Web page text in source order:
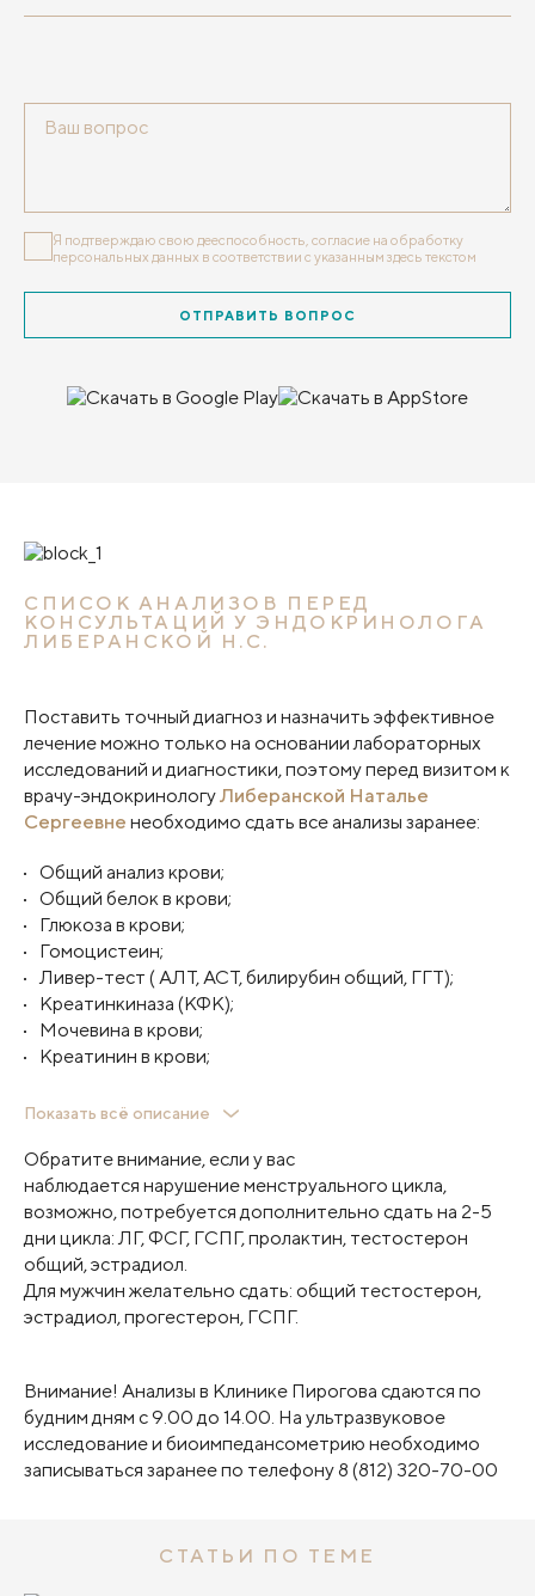
Я подтверждаю свою дееспособность, согласие на обработку
персональных данных в соответствии с указанным здесь текстом
ОТПРАВИТЬ ВОПРОС
СПИСОК АНАЛИЗОВ ПЕРЕД
КОНСУЛЬТАЦИЙ У ЭНДОКРИНОЛОГА
ЛИБЕРАНСКОЙ Н.С.
Поставить точный диагноз и назначить эффективное
лечение можно только на основании лабораторных
исследований и диагностики, поэтому перед визитом к
врачу-эндокринологуЛиберанской Наталье
Сергеевне необходимо сдать все анализы заранее:
Общий анализ крови;
Общий белок в крови;
Глюкоза в крови;
Гомоцистеин;
Ливер-тест ( АЛТ, АСТ, билирубин общий, ГГТ);
Креатинкиназа (КФК);
Мочевина в крови;
Креатинин в крови;
Липидограмма (холестерин общий, ЛПВП, ЛПНП,
атерогенности);
Инсулин;
Гликозилированный гемоглобин (HbA1) (кровь c
ЭДТА);
Свободный Т3, Свободный Т4, ТТГ;
Антитела к тиреоидной пероксидазе ( АТ к ТПО);
Антитела к тиреоглобулину (АТ-ТГ);
Щелочная фосфатаза;
Хромато-масс-спектрометрия микробных маркеров
(ХМС) - исследование крови
УЗИ органов брюшной полости (печень, желчный
Биоимпедансометрия
Показать всё описание
Обратите внимание, если у вас
наблюдается нарушение менструального цикла,
возможно, потребуется дополнительно сдать на 2-5
дни цикла: ЛГ, ФСГ, ГСПГ, пролактин, тестостерон
общий, эстрадиол.
Для мужчин желательно сдать: общий тестостерон,
эстрадиол, прогестерон, ГСПГ.
Внимание! Анализы в Клинике Пирогова сдаются по
будним дням с 9.00 до 14.00. На ультразвуковое
исследование и биоимпедансометрию необходимо
записываться заранее по телефону 8 (812) 320-70-00
СТАТЬИ ПО ТЕМЕ